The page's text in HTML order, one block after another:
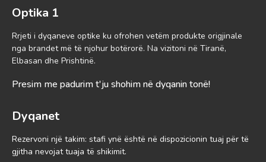
Optika 1
Rrjeti i dyqaneve optike ku ofrohen vetëm produkte origjinale
nga brandet më të njohur botërorë. Na vizitoni në Tiranë,
Elbasan dhe Prishtinë.
Presim me padurim t'ju shohim në dyqanin tonë!
Dyqanet
Rezervoni një takim: stafi ynë është në dispozicionin tuaj për të
gjitha nevojat tuaja të shikimit.